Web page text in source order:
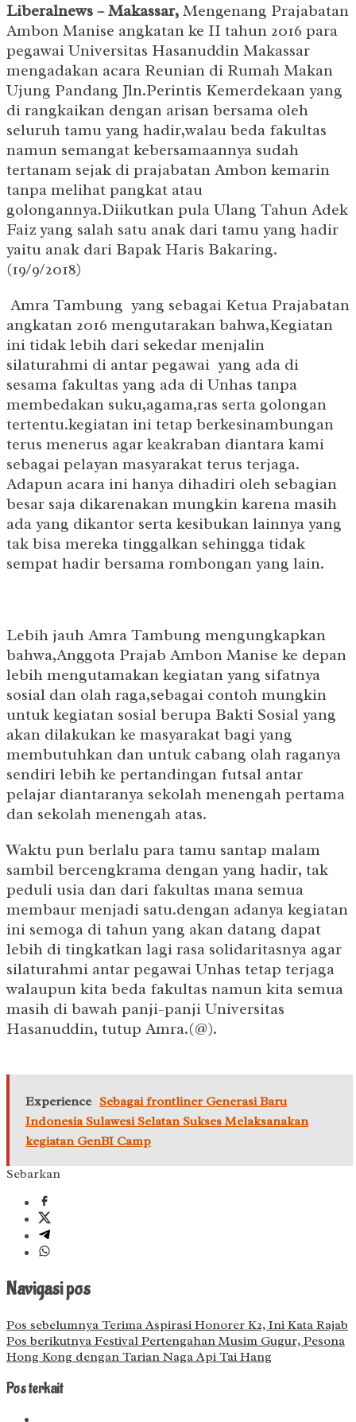
Liberalnews – Makassar, Mengenang Prajabatan
Ambon Manise angkatan ke II tahun 2016 para
pegawai Universitas Hasanuddin Makassar
mengadakan acara Reunian di Rumah Makan
Ujung Pandang Jln.Perintis Kemerdekaan yang
di rangkaikan dengan arisan bersama oleh
seluruh tamu yang hadir,walau beda fakultas
namun semangat kebersamaannya sudah
tertanam sejak di prajabatan Ambon kemarin
tanpa melihat pangkat atau
golongannya.Diikutkan pula Ulang Tahun Adek
Faiz yang salah satu anak dari tamu yang hadir
yaitu anak dari Bapak Haris Bakaring.
(19/9/2018)
Amra Tambung yang sebagai Ketua Prajabatan
angkatan 2016 mengutarakan bahwa,Kegiatan
ini tidak lebih dari sekedar menjalin
silaturahmi di antar pegawai yang ada di
sesama fakultas yang ada di Unhas tanpa
membedakan suku,agama,ras serta golongan
tertentu.kegiatan ini tetap berkesinambungan
terus menerus agar keakraban diantara kami
sebagai pelayan masyarakat terus terjaga.
Adapun acara ini hanya dihadiri oleh sebagian
besar saja dikarenakan mungkin karena masih
ada yang dikantor serta kesibukan lainnya yang
tak bisa mereka tinggalkan sehingga tidak
sempat hadir bersama rombongan yang lain.
Lebih jauh Amra Tambung mengungkapkan
bahwa,Anggota Prajab Ambon Manise ke depan
lebih mengutamakan kegiatan yang sifatnya
sosial dan olah raga,sebagai contoh mungkin
untuk kegiatan sosial berupa Bakti Sosial yang
akan dilakukan ke masyarakat bagi yang
membutuhkan dan untuk cabang olah raganya
sendiri lebih ke pertandingan futsal antar
pelajar diantaranya sekolah menengah pertama
dan sekolah menengah atas.
Waktu pun berlalu para tamu santap malam
sambil bercengkrama dengan yang hadir, tak
peduli usia dan dari fakultas mana semua
membaur menjadi satu.dengan adanya kegiatan
ini semoga di tahun yang akan datang dapat
lebih di tingkatkan lagi rasa solidaritasnya agar
silaturahmi antar pegawai Unhas tetap terjaga
walaupun kita beda fakultas namun kita semua
masih di bawah panji-panji Universitas
Hasanuddin, tutup Amra.(@).
Experience Sebagai frontliner Generasi Baru
Indonesia Sulawesi Selatan Sukses Melaksanakan
kegiatan GenBI Camp
Sebarkan
Navigasi pos
Pos sebelumnya Terima Aspirasi Honorer K2, Ini Kata Rajab
Pos berikutnya Festival Pertengahan Musim Gugur, Pesona
Hong Kong dengan Tarian Naga Api Tai Hang
Pos terkait